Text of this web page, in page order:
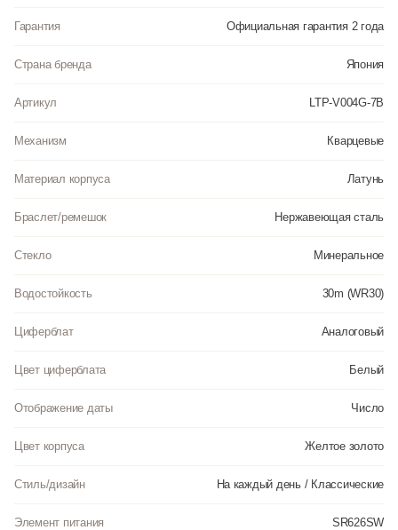
Гарантия Официальная гарантия 2 года
Страна бренда Япония
Артикул LTP-V004G-7B
Механизм Кварцевые
Материал корпуса Латунь
Браслет/ремешок Нержавеющая сталь
Стекло Минеральное
Водостойкость 30m (WR30)
Циферблат Аналоговый
Цвет циферблата Белый
Отображение даты Число
Цвет корпуса Желтое золото
Стиль/дизайн На каждый день / Классические
Элемент питания SR626SW